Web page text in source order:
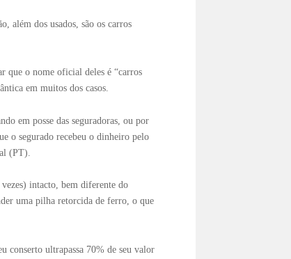
além dos usados, são os carros
que o nome oficial deles é “carros
em muitos dos casos.
em posse das seguradoras, ou por
o segurado recebeu o dinheiro pelo
(PT).
intacto, bem diferente do
uma pilha retorcida de ferro, o que
conserto ultrapassa 70% de seu valor